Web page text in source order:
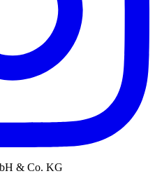
& Co. KG